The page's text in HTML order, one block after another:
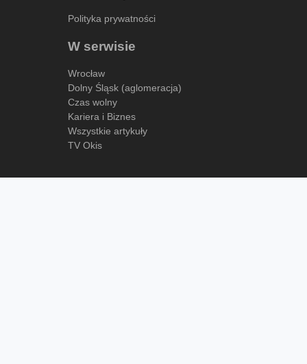
Polityka prywatności
W serwisie
Wrocław
Dolny Śląsk (aglomeracja)
Czas wolny
Kariera i Biznes
Wszystkie artykuły
TV Okis